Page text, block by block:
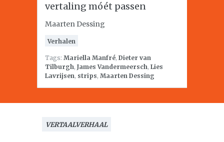
vertaling móét passen
Maarten Dessing
Verhalen
Tags: Mariella Manfré, Dieter van
Tilburgh, James Vandermeersch, Lies
Lavrijsen, strips, Maarten Dessing
VERTAALVERHAAL